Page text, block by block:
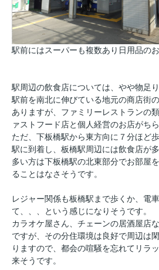
駅前にはスーパーも複数あり日用品の
駅周辺の飲食店については、やや物足り
駅前を南北に伸びている地元の商店街
ありますが、ファミリーレストランの
ァストフード店と個人経営のお店がち
ただ、下板橋駅から東方向に７分ほど
駅に到着し、板橋駅周辺には飲食店が
多い方は下板橋駅の北東部分でお部屋
ることはなさそうです。
レジャー関係も板橋駅まで歩くか、電
て、、、という感じになりそうです。
カラオケ屋さん、チェーンの居酒屋店
ですが、その分住環境は良好で周辺は
りますので、都会の喧騒を忘れてリラ
来そうです。